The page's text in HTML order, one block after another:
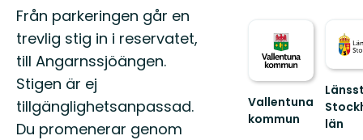
Från parkeringen går en
trevlig stig in i reservatet,
till Angarnssjöängen.
Stigen är ej
tillgänglighetsanpassad.
Du promenerar genom
Vallentuna
kommun
län